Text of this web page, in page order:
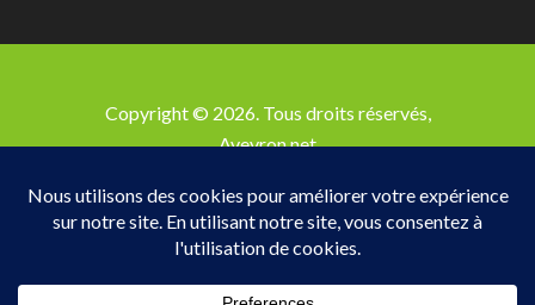
Copyright © 2026. Tous droits réservés,
Aveyron net
Accueil Les Stabulations